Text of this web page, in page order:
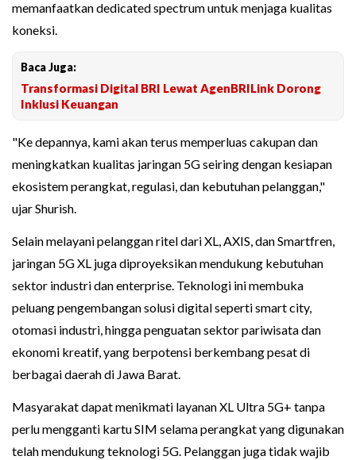
memanfaatkan dedicated spectrum untuk menjaga kualitas
koneksi.
Baca Juga:
Transformasi Digital BRI Lewat AgenBRILink Dorong
Inklusi Keuangan
"Ke depannya, kami akan terus memperluas cakupan dan
meningkatkan kualitas jaringan 5G seiring dengan kesiapan
ekosistem perangkat, regulasi, dan kebutuhan pelanggan,"
ujar Shurish.
Selain melayani pelanggan ritel dari XL, AXIS, dan Smartfren,
jaringan 5G XL juga diproyeksikan mendukung kebutuhan
sektor industri dan enterprise. Teknologi ini membuka
peluang pengembangan solusi digital seperti smart city,
otomasi industri, hingga penguatan sektor pariwisata dan
ekonomi kreatif, yang berpotensi berkembang pesat di
berbagai daerah di Jawa Barat.
Masyarakat dapat menikmati layanan XL Ultra 5G+ tanpa
perlu mengganti kartu SIM selama perangkat yang digunakan
telah mendukung teknologi 5G. Pelanggan juga tidak wajib